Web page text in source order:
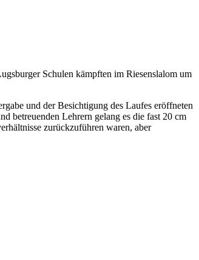
Schulen kämpften im Riesenslalom um
und der Besichtigung des Laufes eröffneten
betreuenden Lehrern gelang es die fast 20 cm
zurückzuführen waren, aber